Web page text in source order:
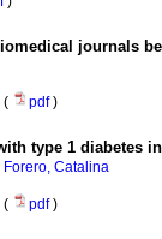
journals
( pdf)
type 1 diabetes
Forero, Catalina
( pdf)